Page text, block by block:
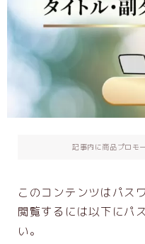
出版サポートのご案内
ハンドメイド出版の
出版支援GPTs
お客さまの声
初心者さんにも
使用するために
記事内に商品プロモ
このコンテンツはパス
閲覧するには以下にパ
い。